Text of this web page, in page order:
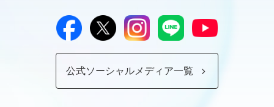
公式ソーシャルメディア一覧